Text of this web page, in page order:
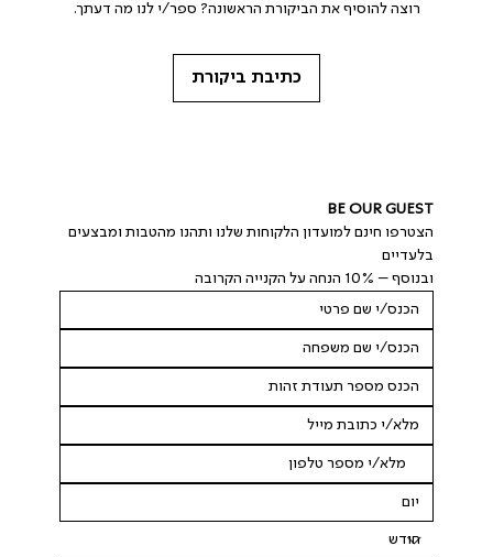
רוצה להוסיף את הביקורת הראשונה? ספר/י לנו מה דעתך.
כתיבת ביקורת
BE OUR GUEST
הצטרפו חינם למועדון הלקוחות שלנו ותהנו מהטבות ומבצעים
בלעדיים
ובנוסף – 10% הנחה על הקנייה הקרובה